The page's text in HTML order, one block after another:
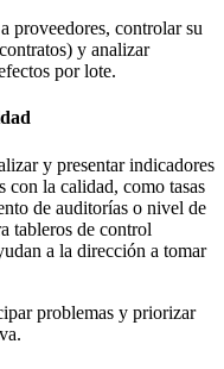
proveedores, controlar su
y analizar
por lote.
y presentar indicadores
con la calidad, como tasas
de auditorías o nivel de
tableros de control
a la dirección a tomar
problemas y priorizar